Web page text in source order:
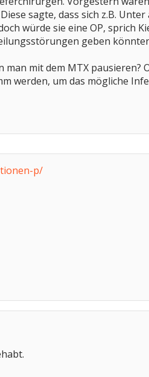
sagte, dass sich z.B. Unter
würde sie eine OP, sprich
geben
man mit dem MTX pausieren?
werden, um das mögliche
p/